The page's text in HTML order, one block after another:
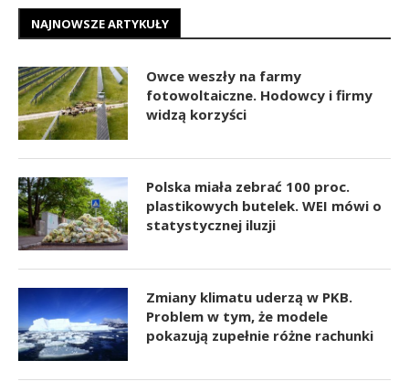
NAJNOWSZE ARTYKUŁY
Owce weszły na farmy
fotowoltaiczne. Hodowcy i firmy
widzą korzyści
Polska miała zebrać 100 proc.
plastikowych butelek. WEI mówi o
statystycznej iluzji
Zmiany klimatu uderzą w PKB.
Problem w tym, że modele
pokazują zupełnie różne rachunki